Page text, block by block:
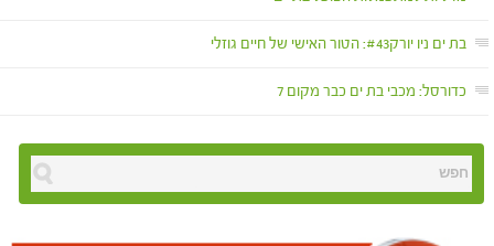
בת ים ניו יורק#43: הטור האישי של חיים גוזלי
כדורסל: מכבי בת ים כבר מקום 7